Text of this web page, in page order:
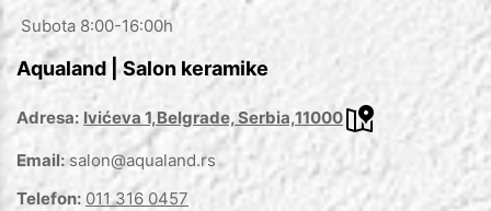
Subota 8:00-16:00h
Aqualand | Salon keramike
Adresa: Ivićeva 1,Belgrade, Serbia,11000
Email: salon@aqualand.rs
Telefon: 011 316 0457